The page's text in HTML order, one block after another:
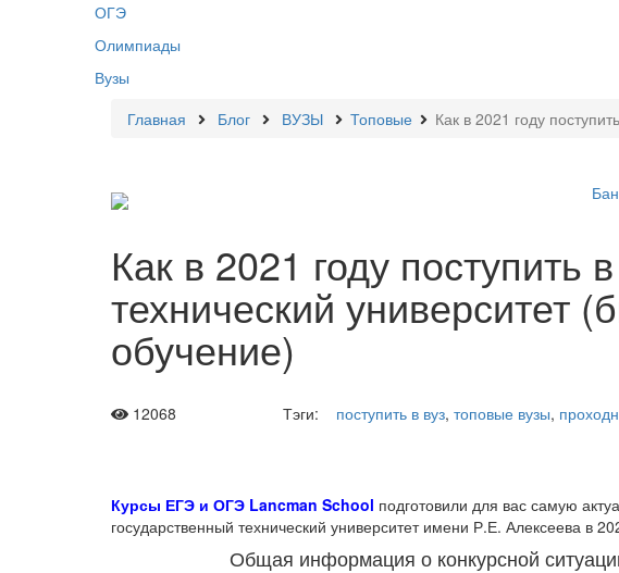
ОГЭ
Олимпиады
Вузы
Главная
Блог ВУЗЫ Топовые Как в 2021 году
Как в 2021 году поступить
технический университет
обучение)
12068 Тэги: поступить в вуз, топовые вузы,
Курсы ЕГЭ и ОГЭ Lancman School подготовили для вас самую
государственный технический университет имени Р.Е. Алексеева в
Общая информация о конкурсной